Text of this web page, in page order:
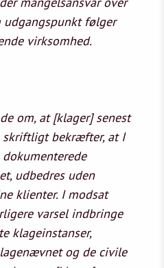
følger
virksomhed.
om, at [klager] senest
skriftligt bekræfter, at I
udbedres uden
klienter. I modsat
varsel indbringe
klageinstanser,
og de civile